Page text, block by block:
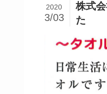
株式
た
2020
3/03